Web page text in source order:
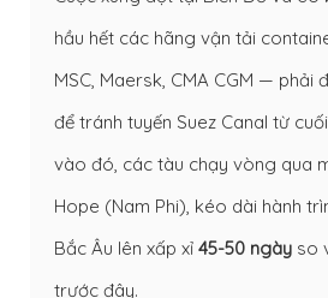
hầu hết các hãng vận tải
MSC, Maersk, CMA CGM — phải
để tránh tuyến Suez Canal từ
vào đó, các tàu chạy vòng qua
Hope (Nam Phi), kéo dài hành
Bắc Âu lên xấp xỉ 45-50 ngày so
trước đây.